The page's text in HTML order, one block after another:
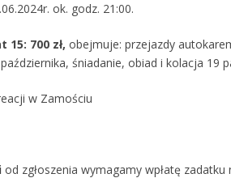
ok. godz. 21:00.
15: 700 zł, obejmuje: przejazdy
śniadanie, obiad i kolacja 19
w Zamościu
od zgłoszenia wymagamy wpłatę